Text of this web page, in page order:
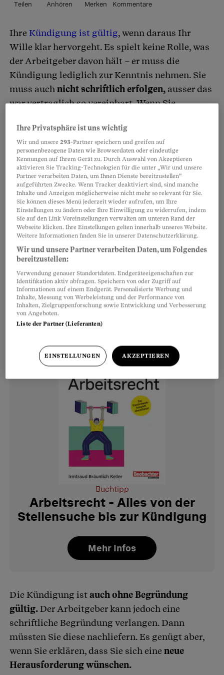
Teilen Anhören Merken Kommentare
Artikel teilen
IhreKündigung ist gültig, wenn daraus Ihr
Wille klar hervorgeht. Es spielt keine Rolle, was
der Arbeitgeber davon hält – er muss die
Kündigung lediglich zur Kenntnis nehmen. Sie
muss auchnicht schriftlich erfolgen, ausser das
war vertraglich so vereinbart. Wenn Sie
Beweisgründen, sichvom Arbeitgeber
bestätigenzu lassen, dass und wann er davon
erfahren hat – oder dass Zeugen dabei sind.
Partnerinhalte
Buchtipp
Arbeitsrecht – Alles von der
Stellensuche bis zur Kündigung
Mehr Infos
Die Kündigung istauch ohne Begründung
gültig.Der Arbeitgeber kann jedoch eine
schriftliche Begründung verlangen. Dann
müssten Sie diese nachliefern. Es genügt aber,
wenn Sie erklären, dass Sie sich eineneue
Herausforderung wünschen.
Ihre Privatsphäre ist uns wichtig
Wir und unsere293-Partner speichern und greifen auf
personenbezogene Daten wie Browserdaten oder eindeutige
Kennungen auf Ihrem Gerät zu. Durch Auswahl von Akzeptieren
aktivieren Sie Tracking-Technologien für die unter „Wir und unsere
Partner verarbeiten Daten, um Ihnen Dienste bereitzustellen“
aufgeführten Zwecke. Wenn Tracker deaktiviert sind, sind manche
Inhalte und Anzeigen möglicherweise nicht mehr so relevant für Sie.
Sie können dieses Menü jederzeit wieder aufrufen, um Ihre
Einstellungen zu ändern oder Ihre Einwilligung zu widerrufen, indem
Sie auf den Link Voreinstellungen verwalten am unteren Rand der
Webseite klicken. Ihre Einstellungen gelten innerhalb unseres Website.
Weitere Informationen finden Sie in unserer Datenschutzerklärung.
Wir und unsere Partner verarbeiten Daten, um Folgendes
bereitzustellen:
Verwendung genauer Standortdaten. Endgeräteeigenschaften zur
Identifikation aktiv abfragen. Speichern von oder Zugriff auf
Informationen auf einem Endgerät. Personalisierte Werbung und
Inhalte, Messung von Werbeleistung und der Performance von
Inhalten, Zielgruppenforschung sowie Entwicklung und Verbesserung
von Angeboten.
Liste der Partner (Lieferanten)
EINSTELLUNGEN AKZEPTIEREN